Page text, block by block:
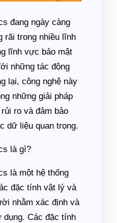
đang ngày càng
rãi trong nhiều lĩnh
lĩnh vực bảo mật
những tác động
lại, công nghệ này
những giải pháp
ro và đảm bảo
dữ liệu quan trọng.
là gì?
là một hệ thống
đặc tính vật lý và
nhằm xác định và
dụng. Các đặc tính